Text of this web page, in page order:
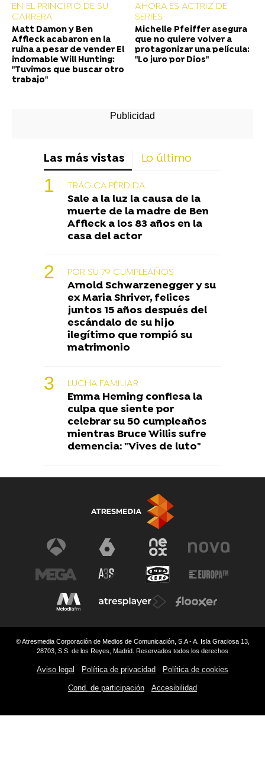
EN EL PRINCIPIO DE SU
CARRERA
Matt Damon y Ben
Affleck acabaron en la
ruina a pesar de vender El
indomable Will Hunting:
"Tuvimos que buscar otro
trabajo"
AHORA ES ACTRIZ DE
SERIES
Michelle Pfeiffer asegura
que no quiere volver a
protagonizar una película:
"Lo juro por Dios"
Las más vistas Lo último
TRÁGICA PÉRDIDA
Sale a la luz la causa de la
muerte de la madre de Ben
Affleck a los 83 años en la
casa del actor
POR SU 79 CUMPLEAÑOS
Arnold Schwarzenegger y su
ex Maria Shriver, felices
juntos 15 años después del
escándalo de su hijo
ilegítimo que rompió su
matrimonio
LUCHA FAMILIAR
Emma Heming confiesa la
culpa que siente por
celebrar su 50 cumpleaños
mientras Bruce Willis sufre
demencia: "Vives de luto"
© Atresmedia Corporación de Medios de Comunicación, S.A - A. Isla Graciosa 13,
28703, S.S. de los Reyes, Madrid. Reservados todos los derechos
Aviso legal Política de privacidad Política de cookies
Cond. de participación Accesibilidad